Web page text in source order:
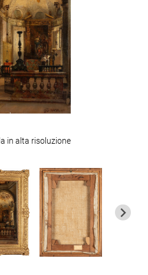
in alta risoluzione